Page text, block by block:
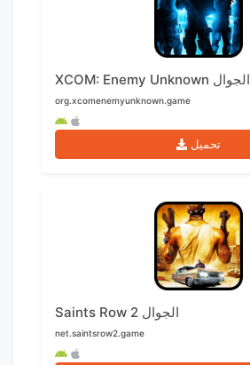
XCOM: Enemy Unknown الجوال
org.xcomenemyunknown.game
تحميل
Saints Row 2 الجوال
net.saintsrow2.game